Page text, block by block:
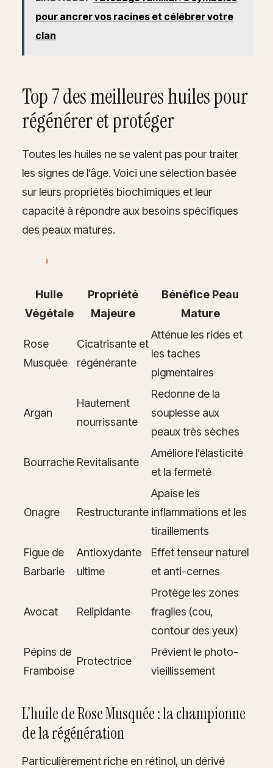
pour ancrer vos racines et célébrer votre
clan
Top 7 des meilleures huiles pour
régénérer et protéger
Toutes les huiles ne se valent pas pour traiter
les signes de l’âge. Voici une sélection basée
sur leurs propriétés biochimiques et leur
capacité à répondre aux besoins spécifiques
des peaux matures.
Huile
Végétale
Propriété
Majeure
Bénéfice Peau
Mature
Rose
Musquée
Cicatrisante et
régénérante
Atténue les rides et
les taches
pigmentaires
Argan
Hautement
nourrissante
Redonne de la
souplesse aux
peaux très sèches
Bourrache Revitalisante
Améliore l’élasticité
et la fermeté
Onagre Restructurante
Apaise les
inflammations et les
tiraillements
Figue de
Barbarie
Antioxydante
ultime
Effet tenseur naturel
et anti-cernes
Avocat Relipidante
Protège les zones
fragiles (cou,
contour des yeux)
Pépins de
Framboise
Protectrice
Prévient le photo-
vieillissement
L’huile de Rose Musquée : la championne
de la régénération
Particulièrement riche en rétinol, un dérivé